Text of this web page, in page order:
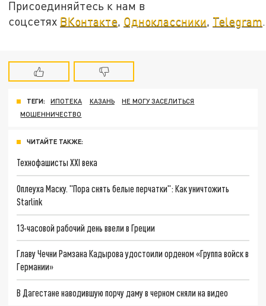
Присоединяйтесь к нам в
соцсетях ВКонтакте, Одноклассники, Telegram.
ТЕГИ: ИПОТЕКА КАЗАНЬ
НЕ МОГУ ЗАСЕЛИТЬСЯ
МОШЕННИЧЕСТВО
ЧИТАЙТЕ ТАКЖЕ:
Технофашисты XXI века
Оплеуха Маску. "Пора снять белые перчатки": Как уничтожить
Starlink
13-часовой рабочий день ввели в Греции
Главу Чечни Рамзана Кадырова удостоили орденом «Группа войск в
Германии»
В Дагестане наводившую порчу даму в черном сняли на видео